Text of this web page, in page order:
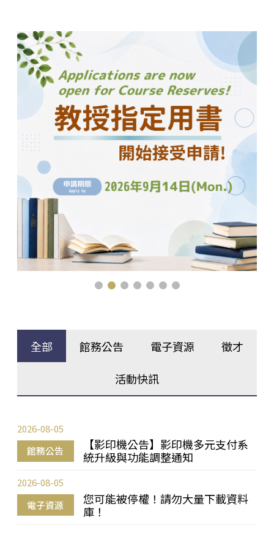
全部 館務公告 電子資源 徵才
活動快訊
館務公告
【影印機公告】影印機多元支付系
統升級與功能調整通知
2026-08-05
電子資源
您可能被停權！請勿大量下載資料
庫！
2026-08-05